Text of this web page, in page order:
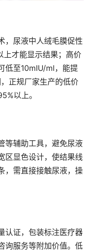
，尿液中人绒毛膜促性
才能显示结果；高价
低至10mIU/ml，能提
正规厂家生产的低价
以上。
等辅助工具，避免尿液
区显色设计，使结果线
，需直接接触尿液，操
认证，包装标注医疗器
询服务等附加价值。低